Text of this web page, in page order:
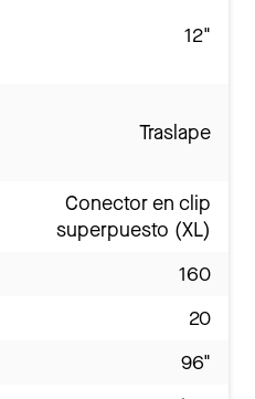
12"
Traslape
Conector en clip
superpuesto (XL)
160
20
96"